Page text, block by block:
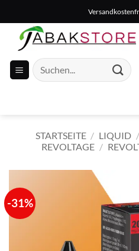
Inhalt
springen
Suche
nach:
STARTSEITE / LIQUID /
REVOLTAGE /
-31%